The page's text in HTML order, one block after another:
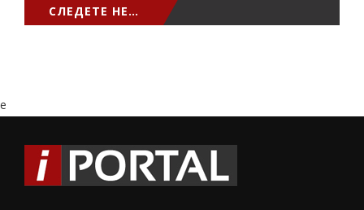
СЛЕДЕТЕ НЕ…
e